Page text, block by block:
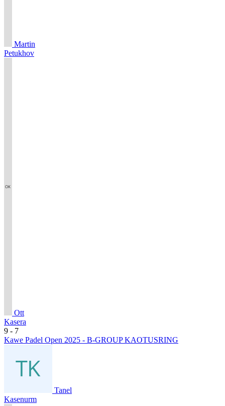
Martin
Petukhov
Ott
Kasera
9 - 7
Kawe Padel Open 2025 - B-GROUP KAOTUSRING
Tanel
Kasenurm